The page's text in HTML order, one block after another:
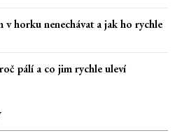
v horku nenechávat a jak ho rychle
pálí a co jim rychle uleví